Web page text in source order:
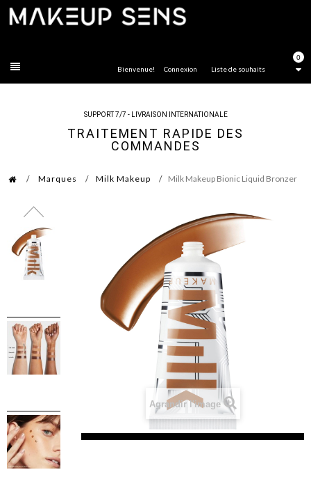
0
Liste de souhaits
Bienvenue! Connexion
SUPPORT 7/7 - LIVRAISON INTERNATIONALE
TRAITEMENT RAPIDE DES
COMMANDES
Marques Milk Makeup Milk Makeup Bionic Liquid Bronzer
Agrandir l'image